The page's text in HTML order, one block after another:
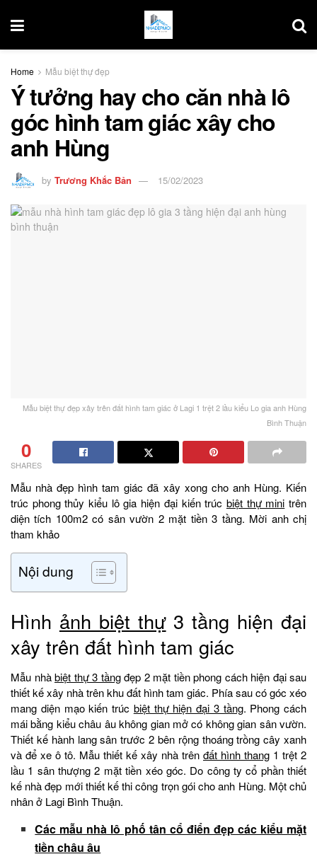
Home Mẫu biệt thự đẹp
Ý tưởng hay cho căn nhà lô
góc hình tam giác xây cho
anh Hùng
by Trương Khắc Bản 15/02/2023
Mẫu biệt thự đẹp xây trên đất hình tam giác ở Lagi 1 trệt 2 lầu kiểu Lo gia anh Hùng
Bình Thuận
0
SHARES
Mẫu nhà đẹp hình tam giác đã xây xong cho anh Hùng. Kiến
trúc phong thủy kiểu lô gia hiện đại kiến trúc biệt thự mini trên
diện tích 100m2 có sân vườn 2 mặt tiền 3 tầng. Mời anh chị
tham khảo
Nội dung
Hình ảnh biệt thự3 tầng hiện đại
xây trên đất hình tam giác
Mẫu nhàbiệt thự 3 tầngđẹp 2 mặt tiền phong cách hiện đại sau
thiết kế xây nhà trên khu đất hình tam giác. Phía sau có góc xéo
mang diện mạo kiến trúc biệt thự hiện đại 3 tầng. Phong cách
mái bằng kiểu châu âu không gian mở có không gian sân vườn.
Thiết kế hành lang sân trước 2 bên rộng thoáng trồng cây xanh
và để xe ô tô. Mẫu thiết kế xây nhà trên đất hình thang 1 trệt 2
lầu 1 sân thượng 2 mặt tiền xéo góc. Do công ty cổ phần thiết
kế nhà đẹp mới thiết kế thi công trọn gói cho anh Hùng. Một chủ
nhân ở Lagi Bình Thuận.
Các mẫu nhà lô phố tân cổ điển đẹp các kiểu mặt
tiền châu âu